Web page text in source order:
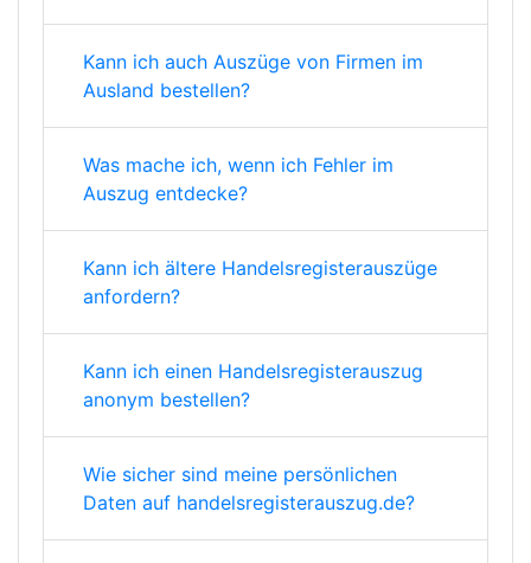
Kann ich auch Auszüge von Firmen im
Ausland bestellen?
Was mache ich, wenn ich Fehler im
Auszug entdecke?
Kann ich ältere Handelsregisterauszüge
anfordern?
Kann ich einen Handelsregisterauszug
anonym bestellen?
Wie sicher sind meine persönlichen
Daten auf handelsregisterauszug.de?